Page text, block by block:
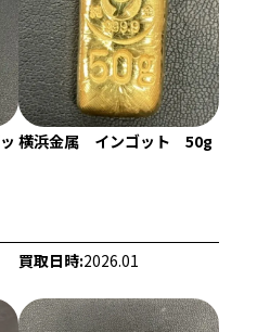
35.5g
参考買取価格
971,300円
横浜金属 インゴット 50g
買取日時:2026.01